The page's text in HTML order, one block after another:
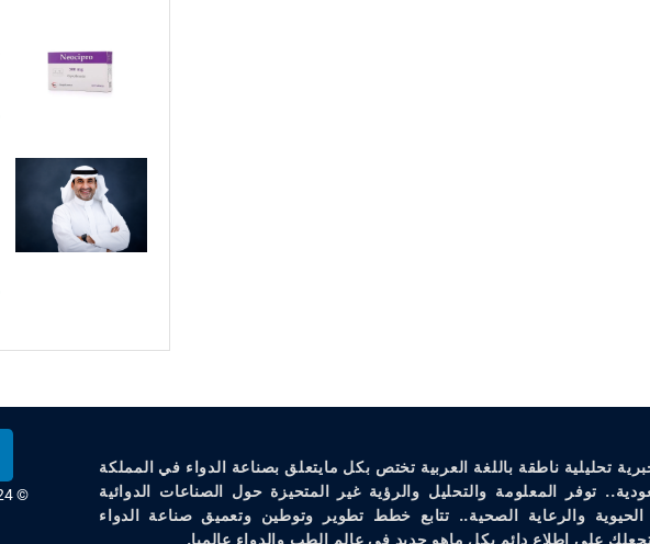
تحليلية ناطقة باللغة العربية تختص بكل مايتعلق بصناعة الدواء في المملكة
توفر المعلومة والتحليل والرؤية غير المتحيزة حول الصناعات الدوائية
الحيوية والرعاية الصحية.. تتابع خطط تطوير وتوطين وتعميق صناعة الدواء
© 2024 – جميع الحقوق محفوظة.